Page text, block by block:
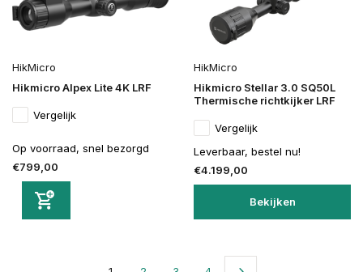
HikMicro
Hikmicro Alpex Lite 4K LRF
Vergelijk
Op voorraad, snel bezorgd
€799,00
HikMicro
Hikmicro Stellar 3.0 SQ50L
Thermische richtkijker LRF
Vergelijk
Leverbaar, bestel nu!
€4.199,00
Bekijken